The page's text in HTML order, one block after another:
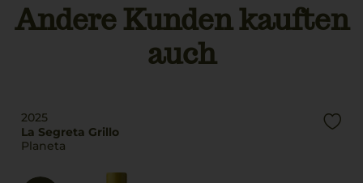
Andere Kunden kauften
auch
2025
La Segreta Grillo
Planeta